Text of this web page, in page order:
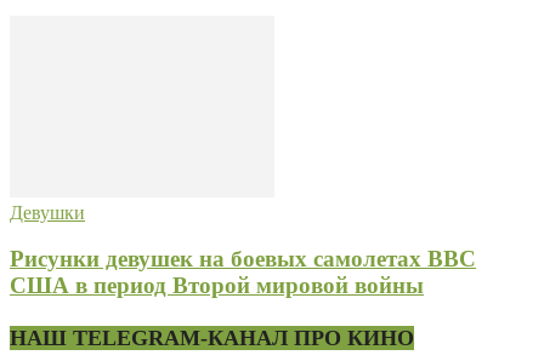
Девушки
Рисунки девушек на боевых самолетах ВВС
США в период Второй мировой войны
НАШ TELEGRAM-КАНАЛ ПРО КИНО